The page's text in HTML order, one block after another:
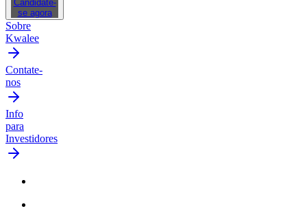
Candidate-
se agora
Sobre
Kwalee
Contate-
nos
Info
para
Investidores